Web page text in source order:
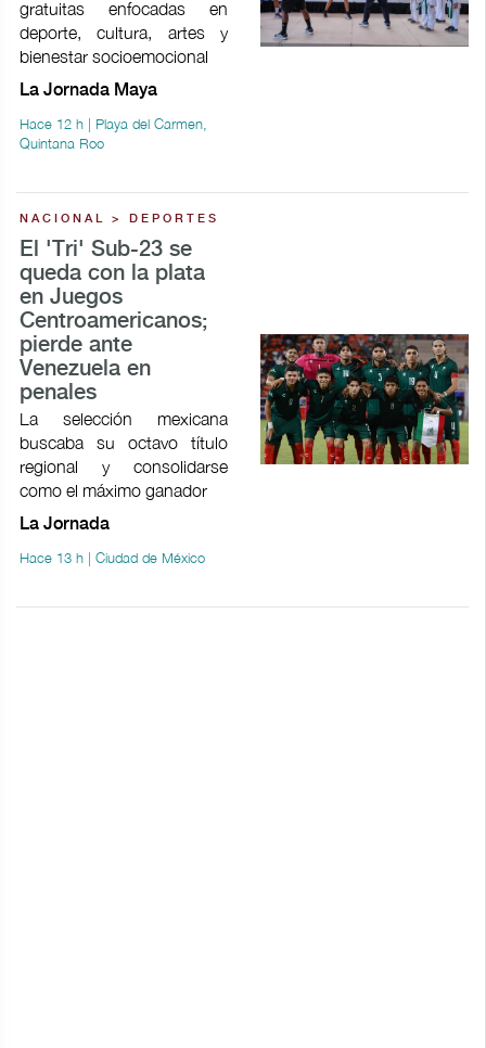
gratuitas enfocadas en
deporte, cultura, artes y
bienestar socioemocional
La Jornada Maya
Hace 12 h | Playa del Carmen,
Quintana Roo
NACIONAL > DEPORTES
El 'Tri' Sub-23 se
queda con la plata
en Juegos
Centroamericanos;
pierde ante
Venezuela en
penales
La selección mexicana
buscaba su octavo título
regional y consolidarse
como el máximo ganador
La Jornada
Hace 13 h | Ciudad de México